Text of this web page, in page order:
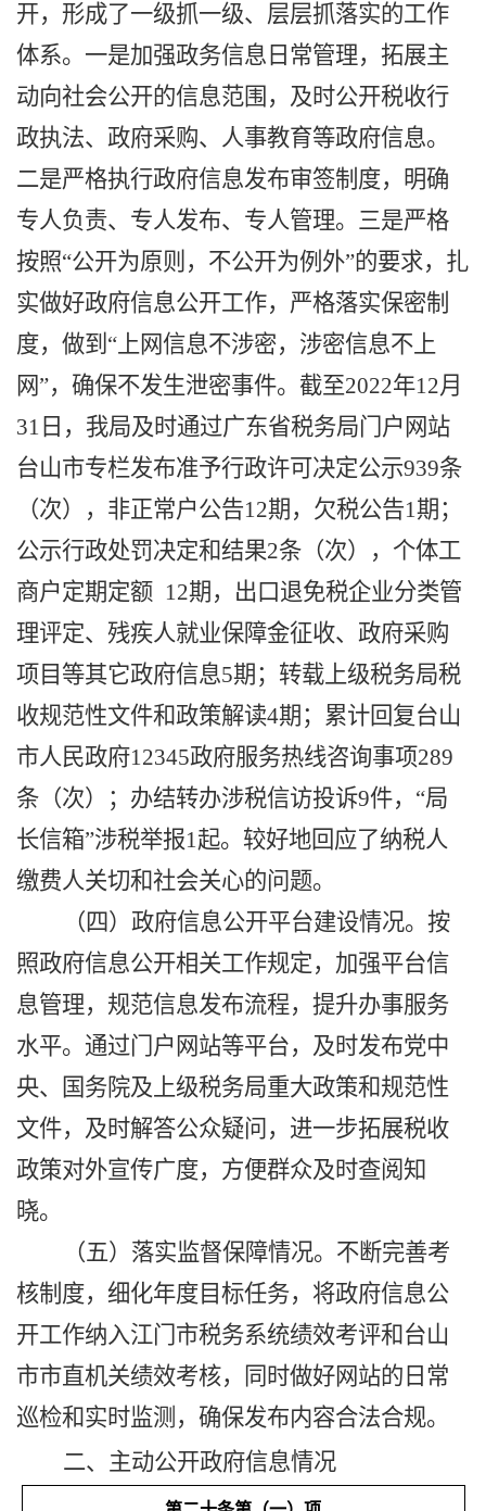
开，形成了一级抓一级、层层抓落实的工作
体系。一是加强政务信息日常管理，拓展主
动向社会公开的信息范围，及时公开税收行
政执法、 政府采购、 人事教育等政府信息。
二是严格执行政府信息发布审签制度，明确
专人负责、专人发布、专人管理。三是严格
按照“公开为原则，不公开为例外”的要求，扎
实做好政府信息公开工作， 严格落实保密制
度，做到 “上网信息不涉密，涉密信息不上
网”，确保不发生泄密事件。 截至2022年12月
31日，我局及时通过广东省税务局门户网站
台山市专栏发布准予行政许可决定公示939条
（次）
， 非正常户公告12期 ， 欠税公告1期 ；
公示行政处罚决定和结果2条（次）， 个体工
商户定期定额 12期 ， 出口退免税企业分类管
理评定、残疾人就业保障金征收、政府采购
项目 等其它政府信息5期；转载上级税务局税
收规范性文件和政策解读4期；累计回复台山
市人民政府12345政府服务热线咨询事项289
条（次）； 办结转办涉税信访投诉9件， “局
长信箱”涉税举报1起。较好地回应了纳税人
缴费人关切和社会关心的问题。
（四）政府信息公开平台建设情况。 按
照政府信息公开相关工作规定，加强平台信
息管理，规范信息发布流程，提升办事服务
水平。通过门户网站等平台，及时发布党中
央、国务院及上级税务局重大政策和规范性
文件，及时解答公众疑问，进一步拓展税收
政策对外宣传广度，方便群众及时查阅 知
晓。
（五） 落实监督保障情况。 不断完善考
核制度，细化年度目标任务，将政府信息公
开工作纳入江门市税务系统绩效考评和台山
市市直机关绩效考核，
同时做好网站的日常
巡检和实时监测，确保发布内容合法合规。
二、主动公开政府信息情况